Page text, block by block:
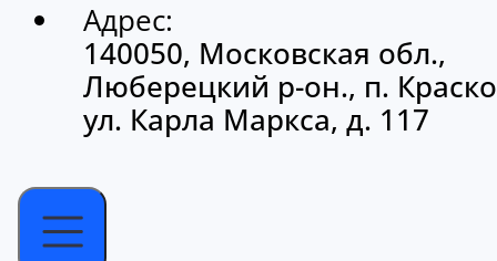
Адрес:
140050, Московская обл.,
Люберецкий р-он., п.
ул. Карла Маркса, д. 117